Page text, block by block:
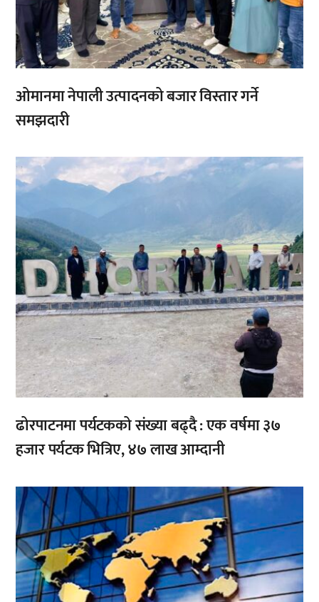
ओमानमा नेपाली उत्पादनको बजार विस्तार गर्ने
समझदारी
,,
ढोरपाटनमा पर्यटकको संख्या बढ्दै : एक वर्षमा ३७
हजार पर्यटक भित्रिए, ४७ लाख आम्दानी